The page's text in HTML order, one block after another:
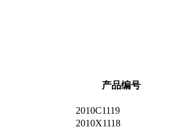
产品编号
2010C1119
2010X1118